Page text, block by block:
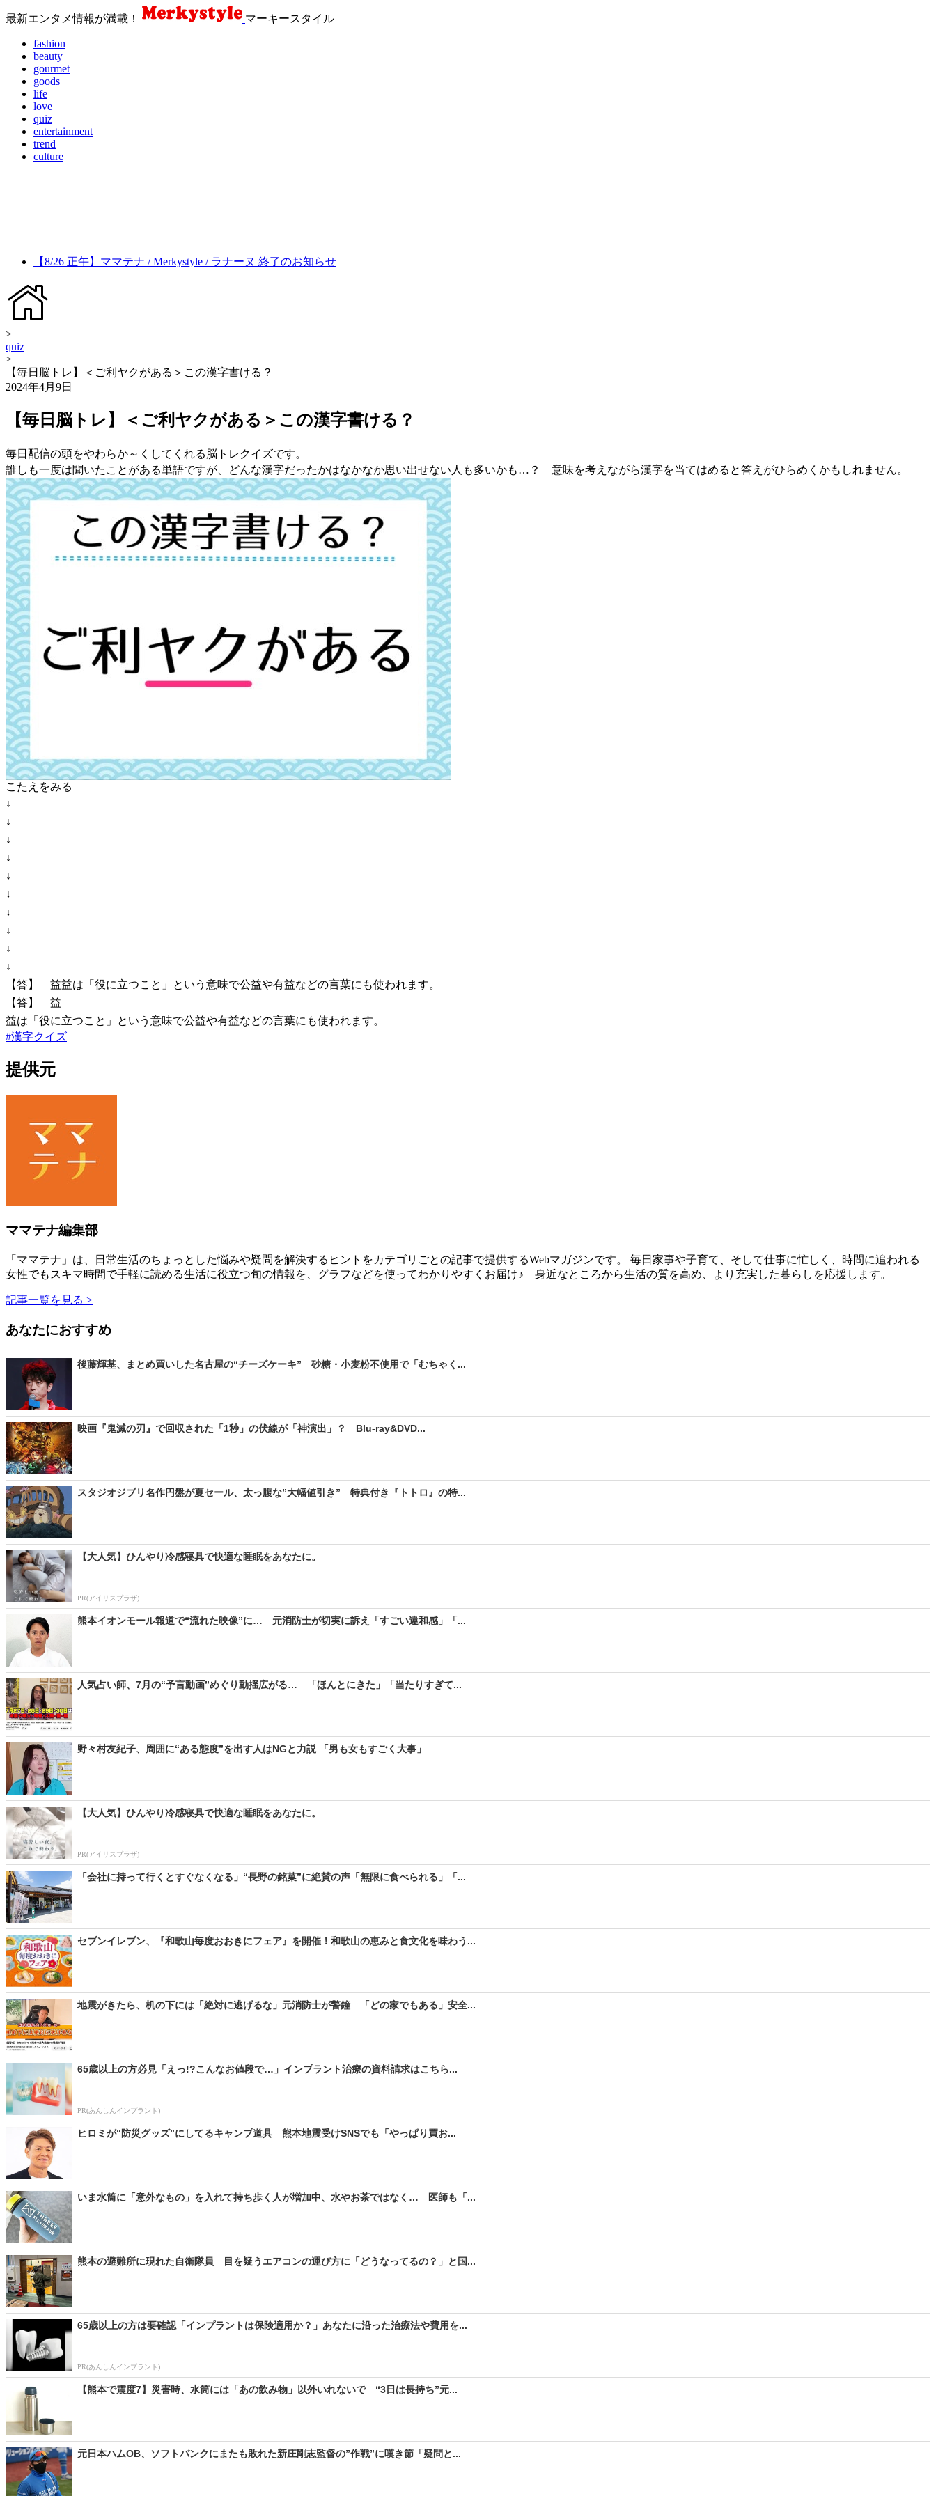
最新エンタメ情報が満載！ マーキースタイル
fashion
beauty
gourmet
goods
life
love
quiz
entertainment
trend
culture
【8/26 正午】ママテナ / Merkystyle / ラナーヌ 終了のお知らせ
>
quiz
>
【毎日脳トレ】＜ご利ヤクがある＞この漢字書ける？
2024年4月9日
【毎日脳トレ】＜ご利ヤクがある＞この漢字書ける？
毎日配信の頭をやわらか～くしてくれる脳トレクイズです。
誰しも一度は聞いたことがある単語ですが、どんな漢字だったかはなかなか思い出せない人も多いかも…？ 意味を考えながら漢字を当てはめると答えがひらめくかもしれません。
こたえをみる
↓
↓
↓
↓
↓
↓
↓
↓
↓
↓
【答】 益益は「役に立つこと」という意味で公益や有益などの言葉にも使われます。
【答】 益
益は「役に立つこと」という意味で公益や有益などの言葉にも使われます。
#漢字クイズ
提供元
ママテナ編集部
「ママテナ」は、日常生活のちょっとした悩みや疑問を解決するヒントをカテゴリごとの記事で提供するWebマガジンです。 毎日家事や子育て、そして仕事に忙しく、時間に追われる
女性でもスキマ時間で手軽に読める生活に役立つ旬の情報を、グラフなどを使ってわかりやすくお届け♪ 身近なところから生活の質を高め、より充実した暮らしを応援します。
記事一覧を見る >
あなたにおすすめ
後藤輝基、まとめ買いした名古屋の“チーズケーキ” 砂糖・小麦粉不使用で「むちゃく...
映画『鬼滅の刃』で回収された「1秒」の伏線が「神演出」？ Blu-ray&DVD...
スタジオジブリ名作円盤が夏セール、太っ腹な”大幅値引き” 特典付き『トトロ』の特...
【大人気】ひんやり冷感寝具で快適な睡眠をあなたに。
PR(アイリスプラザ)
熊本イオンモール報道で“流れた映像”に… 元消防士が切実に訴え「すごい違和感」「...
人気占い師、7月の“予言動画”めぐり動揺広がる… 「ほんとにきた」「当たりすぎて...
野々村友紀子、周囲に“ある態度”を出す人はNGと力説 「男も女もすごく大事」
【大人気】ひんやり冷感寝具で快適な睡眠をあなたに。
PR(アイリスプラザ)
「会社に持って行くとすぐなくなる」“長野の銘菓”に絶賛の声「無限に食べられる」「...
セブンイレブン、『和歌山毎度おおきにフェア』を開催！和歌山の恵みと食文化を味わう...
地震がきたら、机の下には「絶対に逃げるな」元消防士が警鐘 「どの家でもある」安全...
65歳以上の方必見「えっ!?こんなお値段で…」インプラント治療の資料請求はこちら...
PR(あんしんインプラント)
ヒロミが“防災グッズ”にしてるキャンプ道具 熊本地震受けSNSでも「やっぱり買お...
いま水筒に「意外なもの」を入れて持ち歩く人が増加中、水やお茶ではなく… 医師も「...
熊本の避難所に現れた自衛隊員 目を疑うエアコンの運び方に「どうなってるの？」と国...
65歳以上の方は要確認「インプラントは保険適用か？」あなたに沿った治療法や費用を...
PR(あんしんインプラント)
【熊本で震度7】災害時、水筒には「あの飲み物」以外いれないで “3日は長持ち”元...
元日本ハムOB、ソフトバンクにまたも敗れた新庄剛志監督の”作戦”に嘆き節「疑問と...